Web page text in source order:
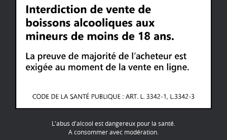
L'abus d'alcool est dangereux pour la santé.
A consommer avec modération.